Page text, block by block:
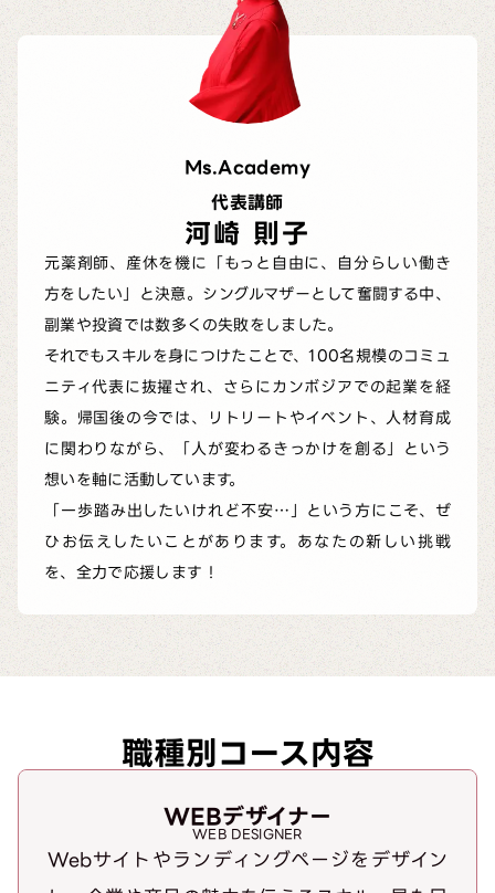
Ms.Academy
代表講師
河崎 則子
元薬剤師、産休を機に「もっと自由に、自分らしい働き
方をしたい」と決意。シングルマザーとして奮闘する中、
副業や投資では数多くの失敗をしました。
それでもスキルを身につけたことで、100名規模のコミュ
ニティ代表に抜擢され、さらにカンボジアでの起業を経
験。帰国後の今では、リトリートやイベント、人材育成
に関わりながら、「人が変わるきっかけを創る」という
想いを軸に活動しています。
「一歩踏み出したいけれど不安…」という方にこそ、ぜ
ひお伝えしたいことがあります。あなたの新しい挑戦
を、全力で応援します！
職種別コース内容
WEBデザイナー
WEB DESIGNER
Webサイトやランディングページをデザイン